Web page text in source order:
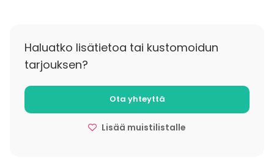
Haluatko lisätietoa tai kustomoidun
tarjouksen?
Ota yhteyttä
Lisää muistilistalle